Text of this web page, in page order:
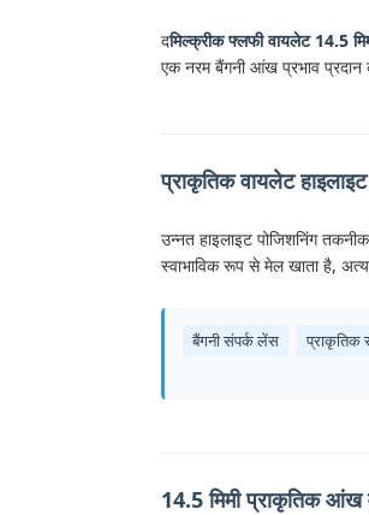
दमिल्क्रीक फ्लफी वायलेट 14.5
एक नरम बैंगनी आंख प्रभाव प्रदान
प्राकृतिक वायलेट
उन्नत हाइलाइट पोजिशनिंग
स्वाभाविक रूप से मेल खाता है,
बैंगनी संपर्क लेंस प्राकृतिक
14.5 मिमी प्राकृतिक आंख